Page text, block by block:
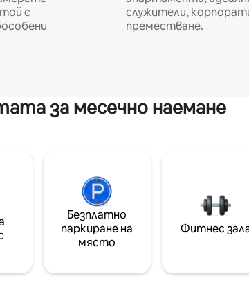
с
служители,
преместване.
за месечно наемане
Безплатно
паркиране на
място
Фитнес